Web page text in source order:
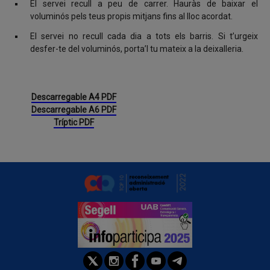
El servei recull a peu de carrer. Hauràs de baixar el
voluminós pels teus propis mitjans fins al lloc acordat.
El servei no recull cada dia a tots els barris. Si t’urgeix
desfer-te del voluminós, porta’l tu mateix a la deixalleria.
Descarregable A4 PDF
Descarregable A6 PDF
Tríptic PDF